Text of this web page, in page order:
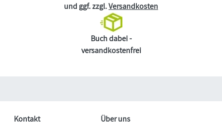
und ggf. zzgl.Versandkosten
Buch dabei -
versandkostenfrei
Kontakt
Über uns